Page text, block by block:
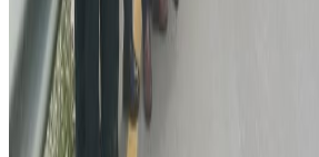
२०२६ अगस्ट ४
अष्ट्रेलियामा नर्सको तलब पाँचौं
२०२६ अगस्ट ३